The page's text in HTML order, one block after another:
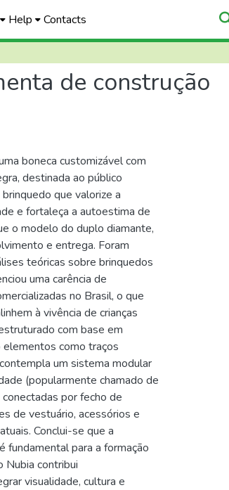
Help Contacts
de construção
boneca customizável com
destinada ao público
que valorize a
e fortaleça a autoestima de
o modelo do duplo diamante,
e entrega. Foram
teóricas sobre brinquedos
uma carência de
no Brasil, o que
à vivência de crianças
com base em
como traços
um sistema modular
(popularmente chamado de
por fecho de
de vestuário, acessórios e
Conclui-se que a
fundamental para a formação
Nubia contribui
visualidade, cultura e